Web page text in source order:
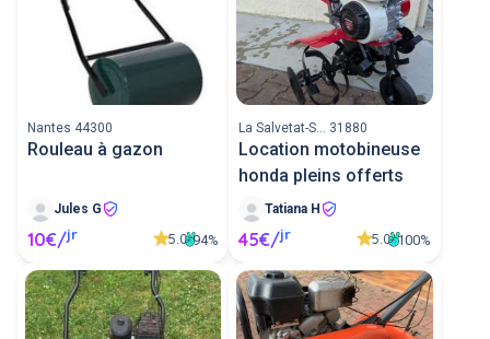
Nantes 44300
Rouleau à gazon
Jules G
10€/jr 5.0 94%
La Salvetat-S... 31880
Location motobineuse
honda pleins offerts
Tatiana H
45€/jr 5.0 100%